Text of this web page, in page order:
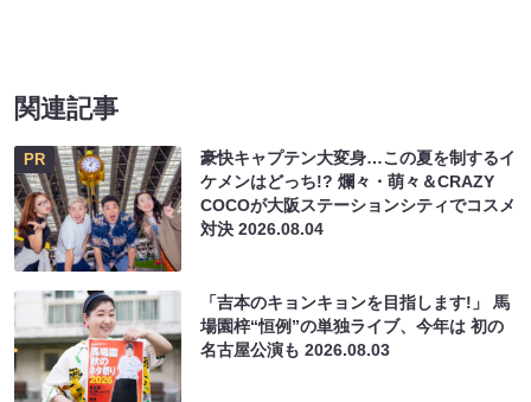
関連記事
PR
豪快キャプテン大変身…この夏を制するイ
ケメンはどっち!? 爛々・萌々＆CRAZY
COCOが大阪ステーションシティでコスメ
対決2026.08.04
「吉本のキョンキョンを目指します!」 馬
場園梓“恒例”の単独ライブ、今年は 初の
名古屋公演も2026.08.03